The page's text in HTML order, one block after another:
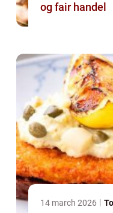
og fair handel
14 march 2026